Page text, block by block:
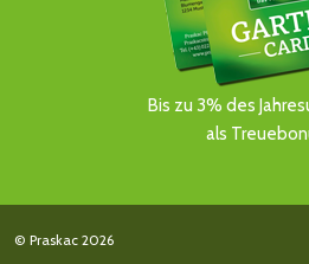
Bis zu 3% des
als
© Praskac 2026